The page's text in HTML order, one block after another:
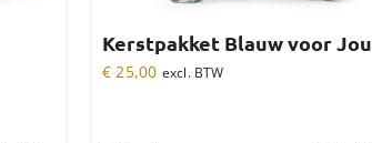
Kerstpakket Blauw voor Jou
€ 25,00 excl. BTW